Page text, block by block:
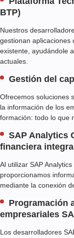
BTP)
Nuestros
gestionan aplicaciones
existente, ayudándole
actuales.
Gestión del
Ofrecemos soluciones
la información de los
formación: todo lo que
SAP Analytics
financiera
Al utilizar SAP
proporcionamos
mediante la conexión
Programación
empresariales
Los desarrolladores